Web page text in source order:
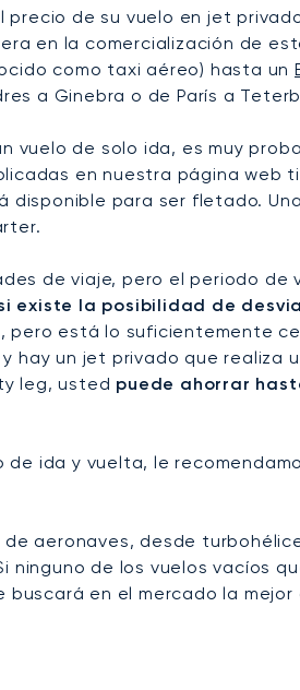
de su vuelo en jet
en la comercialización de
como taxi aéreo) hasta un
a Ginebra o de París a
de solo ida, es muy
en nuestra página web
para ser fletado.
de viaje, pero el periodo de
existe la posibilidad de
pero está lo suficientemente
y hay un jet privado que realiza
leg, usted puede ahorrar
ida y vuelta, le
aeronaves, desde
de los vuelos vacíos
en el mercado la